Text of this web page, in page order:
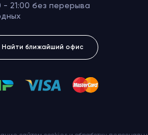
- 21:00 без перерыва
Найти ближайший офис